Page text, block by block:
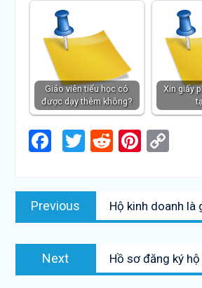
Giáo viên tiểu học có
được dạy thêm không?
Xin giấy
Facebook
Twitter
Reddit
Điều
hướng
Previous
Previous
post:
Hộ kinh doanh là
Next
Next
post:
Hồ sơ đăng ký